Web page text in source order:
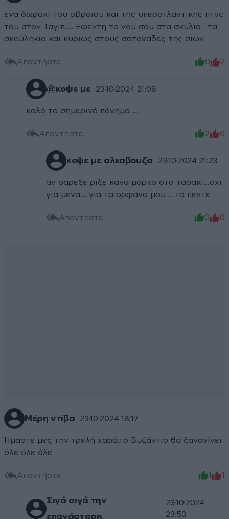
ενα δωρακι του οβραιου και της υπερατλαντικης πτνς
του στον Ταγιπ.... Εφεντη το νου σου στα σκυλια , τα
σκουληκια και κυριως στους σαταναδες της σιων
Απαντήστε 0 2
@κοψε με 23·10·2024 21:08
καλό το σημερινό πόνημα ...
Απαντήστε 2 0
κοψε με αλχαβουζα 23·10·2024 21:23
αν σαρεξε ριξε κανα μαρκο στο τασακι...οχι
για μενα... για τα ορφανα μου .. τα πεντε
Απαντήστε 0 0
Μέρη ντίβα 23·10·2024 18:17
Ήμαστε μες την τρελή χαρά,το Βυζάντιο θα ξαναγίνει
όλε όλε όλε
Απαντήστε 1 1
Σιγά σιγά την
επανάσταση
23·10·2024
23:53